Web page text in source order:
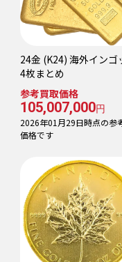
24金 (K24) 海外インゴ
4枚まとめ
参考買取価格
105,007,000円
2026年01月29日時点の参
価格です